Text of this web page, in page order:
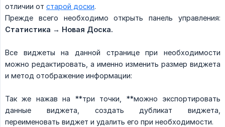
отличии от старой доски.
Прежде всего необходимо открыть панель управления:
Статистика → Новая Доска.
Все виджеты на данной странице при необходимости
можно редактировать, а именно изменить размер виджета
и метод отображение информации:
Так же нажав на **три точки, **можно экспортировать
данные виджета, создать дубликат виджета,
переименовать виджет и удалить его при необходимости.